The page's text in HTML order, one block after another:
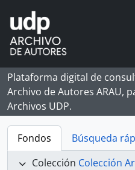
Skip to main content
Plataforma digital de
Archivo de Autores ARAU,
Archivos UDP.
Fondos
Búsqueda
Colección Colección